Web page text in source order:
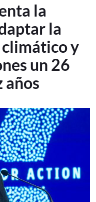
la
la
climático y
un 26
años